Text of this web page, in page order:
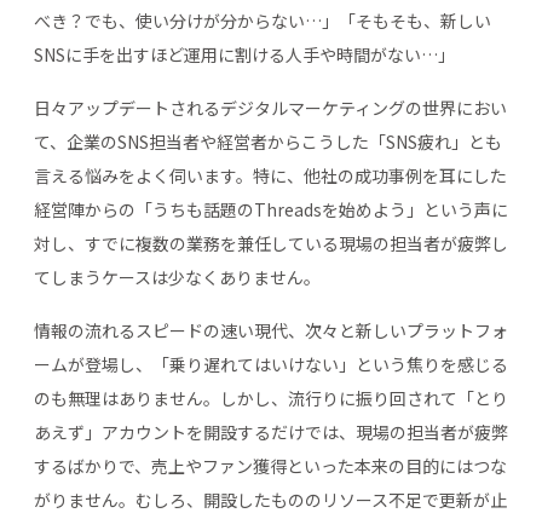
べき？でも、使い分けが分からない…」「そもそも、新しい
SNSに手を出すほど運用に割ける人手や時間がない…」
日々アップデートされるデジタルマーケティングの世界におい
て、企業のSNS担当者や経営者からこうした「SNS疲れ」とも
言える悩みをよく伺います。特に、他社の成功事例を耳にした
経営陣からの「うちも話題のThreadsを始めよう」という声に
対し、すでに複数の業務を兼任している現場の担当者が疲弊し
てしまうケースは少なくありません。
情報の流れるスピードの速い現代、次々と新しいプラットフォ
ームが登場し、「乗り遅れてはいけない」という焦りを感じる
のも無理はありません。しかし、流行りに振り回されて「とり
あえず」アカウントを開設するだけでは、現場の担当者が疲弊
するばかりで、売上やファン獲得といった本来の目的にはつな
がりません。むしろ、開設したもののリソース不足で更新が止